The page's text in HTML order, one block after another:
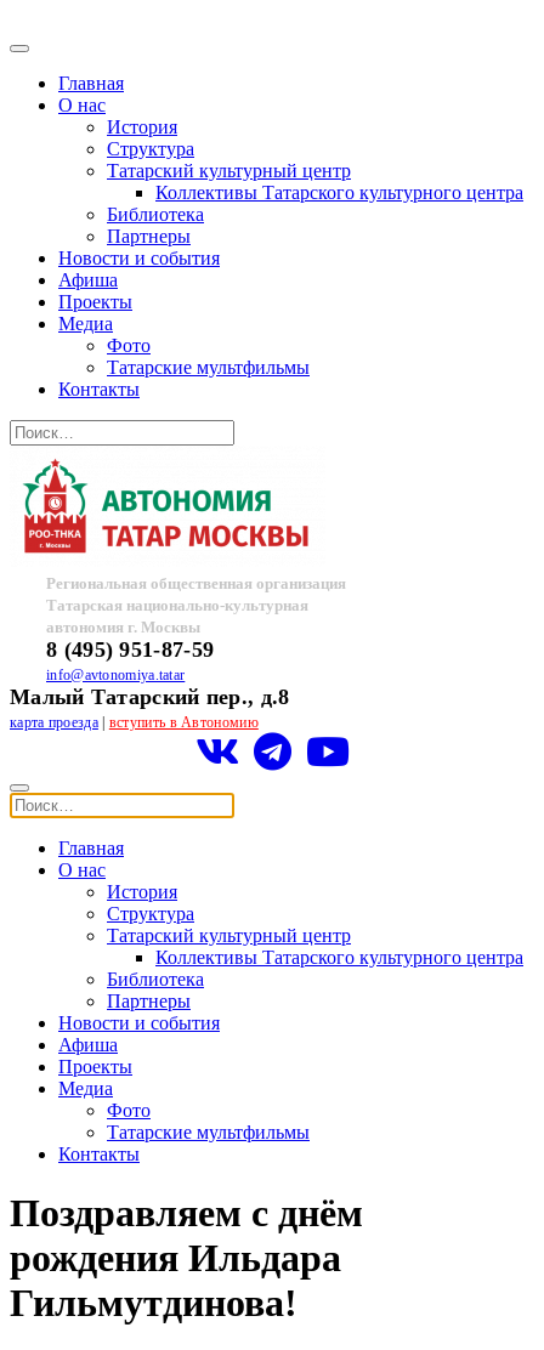
Главная
О нас
История
Структура
Татарский культурный центр
Коллективы Татарского культурного центра
Библиотека
Партнеры
Новости и события
Афиша
Проекты
Медиа
Фото
Татарские мультфильмы
Контакты
Региональная общественная организация
Татарская национально-культурная
автономия г. Москвы
8 (495) 951-87-59
info@avtonomiya.tatar
Малый Татарский пер., д.8
карта проезда| вступить в Автономию
Главная
О нас
История
Структура
Татарский культурный центр
Коллективы Татарского культурного центра
Библиотека
Партнеры
Новости и события
Афиша
Проекты
Медиа
Фото
Татарские мультфильмы
Контакты
Поздравляем с днём
рождения Ильдара
Гильмутдинова!